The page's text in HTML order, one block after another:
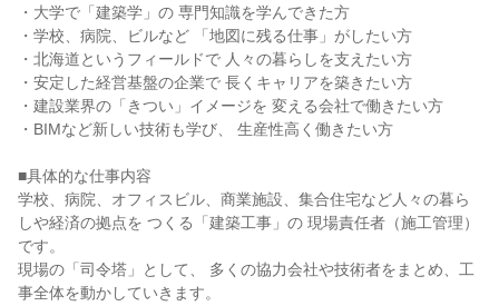
・大学で「建築学」の 専門知識を学んできた方
・学校、病院、ビルなど 「地図に残る仕事」がしたい方
・北海道というフィールドで 人々の暮らしを支えたい方
・安定した経営基盤の企業で 長くキャリアを築きたい方
・建設業界の「きつい」イメージを 変える会社で働きたい方
・BIMなど新しい技術も学び、 生産性高く働きたい方
■具体的な仕事内容
学校、病院、オフィスビル、商業施設、集合住宅など人々の暮ら
しや経済の拠点を つくる「建築工事」の 現場責任者（施工管理）
です。
現場の「司令塔」として、 多くの協力会社や技術者をまとめ、工
事全体を動かしていきます。